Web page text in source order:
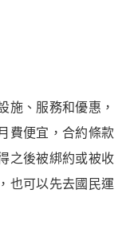
施、服務和優惠，
費便宜，合約條款
之後被綁約或被收
也可以先去國民運